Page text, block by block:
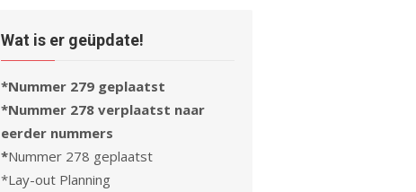
Wat is er geüpdate!
*Nummer 279 geplaatst
*Nummer 278 verplaatst naar
eerder nummers
*Nummer 278 geplaatst
*Lay-out Planning